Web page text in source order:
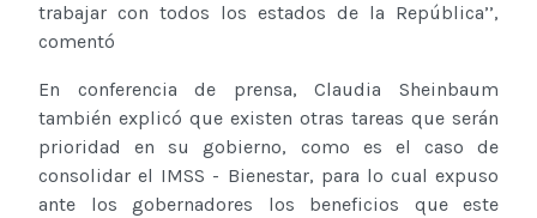
trabajar con todos los estados de la República’’,
comentó
En conferencia de prensa, Claudia Sheinbaum
también explicó que existen otras tareas que serán
prioridad en su gobierno, como es el caso de
consolidar el IMSS - Bienestar, para lo cual expuso
ante los gobernadores los beneficios que este